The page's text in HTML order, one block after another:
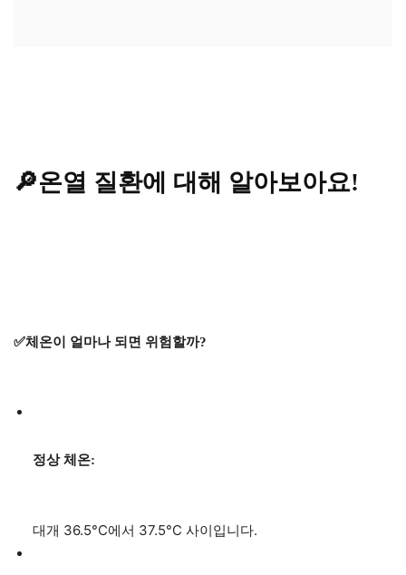
🔎온열 질환에 대해 알아보아요!
✅체온이 얼마나 되면 위험할까?
정상 체온:
대개 36.5°C에서 37.5°C 사이입니다.